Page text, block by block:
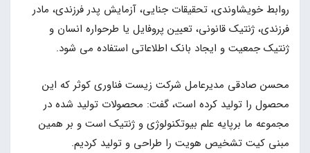
روابط خویشاوندی، تحقیقات جنایی، آزمایش پدر فرزندی، مادر
فرزندی، ژنتیک قانونی، تعیین پروفایل یا طرحواره انسان و
ژنتیک جمعیت و ایجاد بانک اطلاعاتی استفاده می شود.
محسن صادقی مدیرعامل شرکت زیست فناوری کوثر که این
محصول را تولید کرده است، گفت: محصولات تولید شده در
مجموعه ما برپایه علم بیوتکنولوژی و ژنتیک است و بر همین
مبنی کیت تشخیص هویت را طراحی و تولید کردیم.